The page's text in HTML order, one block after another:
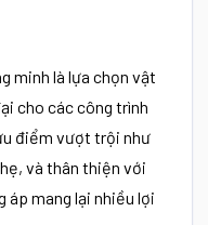
minh là lựa chọn vật
cho các công trình
điểm vượt trội như
và thân thiện với
áp mang lại nhiều lợi